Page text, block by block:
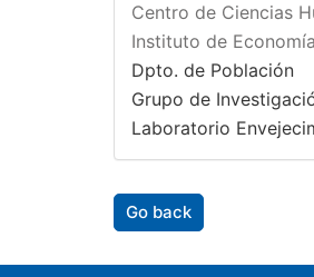
Centro de Ciencias
Instituto de
Dpto. de Población
Grupo de
Laboratorio
Go back